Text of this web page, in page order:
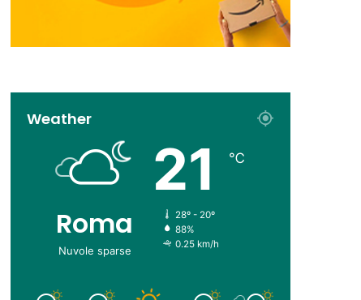
Weather
Roma
Nuvole sparse
21 ℃
28º - 20º
88%
0.25 km/h